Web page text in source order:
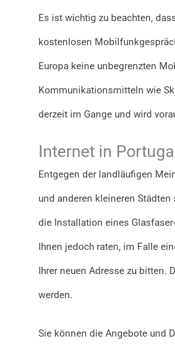
Es ist wichtig zu beachten,
kostenlosen
Europa keine unbegrenzten
Kommunikationsmitteln wie
derzeit im Gange und wird
Internet in
Entgegen der landläufigen
und anderen kleineren
die Installation eines
Ihnen jedoch raten, im Falle
Ihrer neuen Adresse zu bitten.
werden.
Sie können die Angebote und